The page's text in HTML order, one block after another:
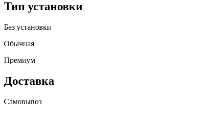
Тип установки
Без установки
Обычная
Премиум
Доставка
Самовывоз